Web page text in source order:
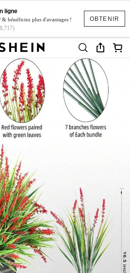
OBTENIR
ligne
& bénéficiez plus d'avantages !